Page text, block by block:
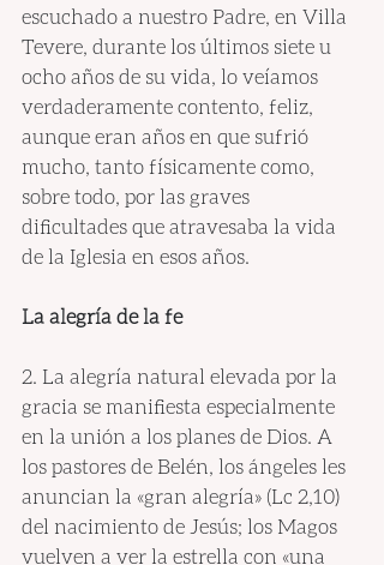
escuchado a nuestro Padre, en Villa
Tevere, durante los últimos siete u
ocho años de su vida, lo veíamos
verdaderamente contento, feliz,
aunque eran años en que sufrió
mucho, tanto físicamente como,
sobre todo, por las graves
dificultades que atravesaba la vida
de la Iglesia en esos años.
La alegría de la fe
2. La alegría natural elevada por la
gracia se manifiesta especialmente
en la unión a los planes de Dios. A
los pastores de Belén, los ángeles les
anuncian la «gran alegría» (Lc 2,10)
del nacimiento de Jesús; los Magos
vuelven a ver la estrella con «una